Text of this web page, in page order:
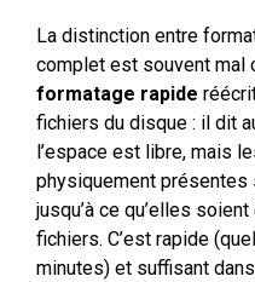
La distinction entre
complet est souvent mal
formatage rapide
fichiers du disque : il dit
l’espace est libre, mais
physiquement
jusqu’à ce qu’elles
fichiers. C’est rapide
minutes) et suffisant